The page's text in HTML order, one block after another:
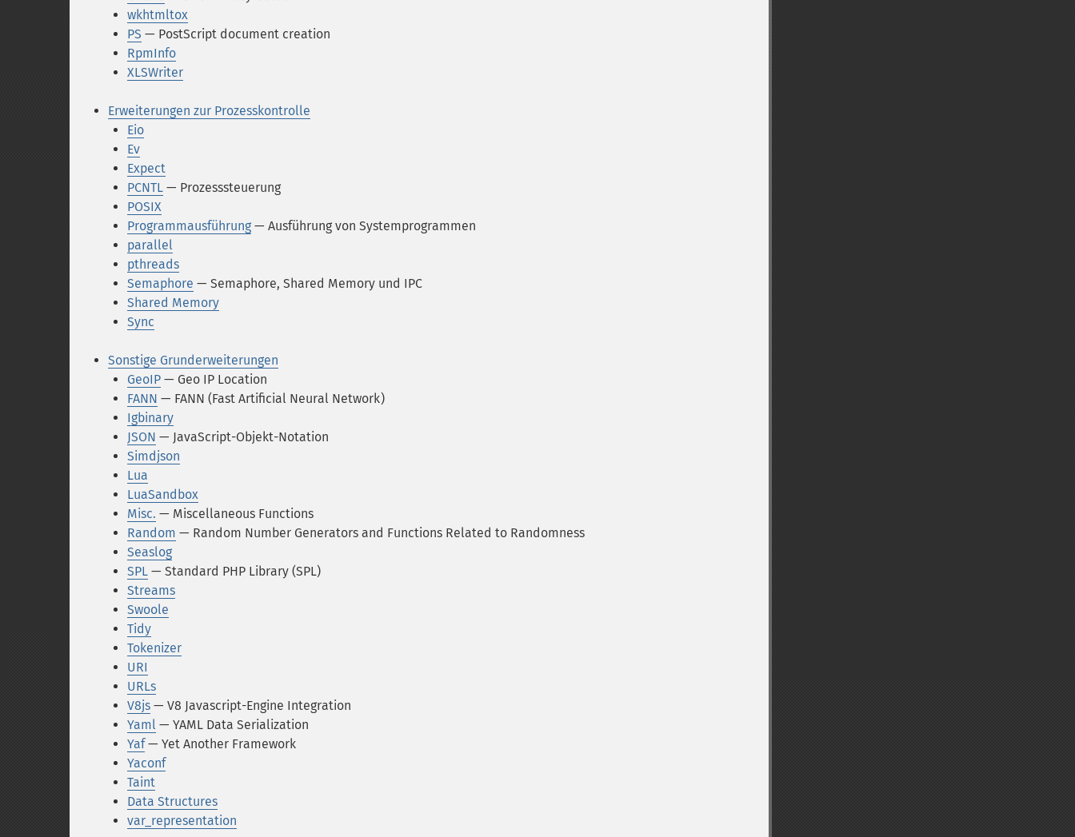
wkhtmltox
PS — PostScript document creation
RpmInfo
XLSWriter
Erweiterungen zur Prozesskontrolle
Eio
Ev
Expect
PCNTL — Prozesssteuerung
POSIX
Programmausführung — Ausführung von Systemprogrammen
parallel
pthreads
Semaphore — Semaphore, Shared Memory und IPC
Shared Memory
Sync
Sonstige Grunderweiterungen
GeoIP — Geo IP Location
FANN — FANN (Fast Artificial Neural Network)
Igbinary
JSON — JavaScript-Objekt-Notation
Simdjson
Lua
LuaSandbox
Misc. — Miscellaneous Functions
Random — Random Number Generators and Functions Related to Randomness
Seaslog
SPL — Standard PHP Library (SPL)
Streams
Swoole
Tidy
Tokenizer
URI
URLs
V8js — V8 Javascript-Engine Integration
Yaml — YAML Data Serialization
Yaf— Yet Another Framework
Yaconf
Taint
Data Structures
var_representation